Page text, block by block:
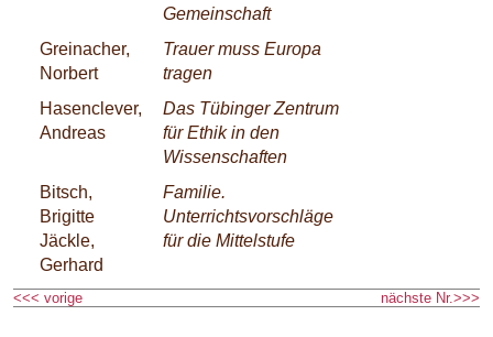
Gemeinschaft
Greinacher,
Norbert
Trauer muss Europa
tragen
Hasenclever,
Andreas
Das Tübinger Zentrum
für Ethik in den
Wissenschaften
Bitsch,
Brigitte
Jäckle,
Gerhard
Familie.
Unterrichtsvorschläge
für die Mittelstufe
<<< vorige nächste Nr.>>>